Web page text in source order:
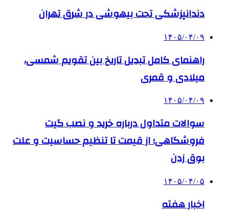
دندانپزشکی تحت بیهوشی در شرق تهران
۱۴۰۵/۰۴/۰۹
راهنمای کامل تبدیل تاریخ بین تقویم شمسی،
میلادی و قمری
۱۴۰۵/۰۴/۰۹
سوالات متداول درباره خرید و نصب گیت
فروشگاهی؛ از قیمت تا تنظیم حساسیت و علت
بوق زدن
۱۴۰۵/۰۴/۰۵
اخبار هفته